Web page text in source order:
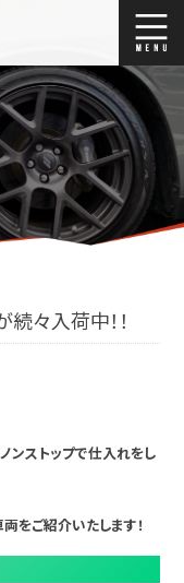
Stock list
々入荷中！！
ンストップで仕入れをし
をご紹介いたします！